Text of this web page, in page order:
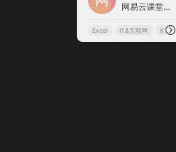
网易云课堂，一个专注于成人终身学习的在线教育平台。立足于实用性的要求, 与优质的教育内容创作者一起，为您提供全面、有效的在线学习内容。
Excel IT&互联网 K12